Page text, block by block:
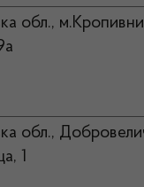
обл.,
обл.,
1